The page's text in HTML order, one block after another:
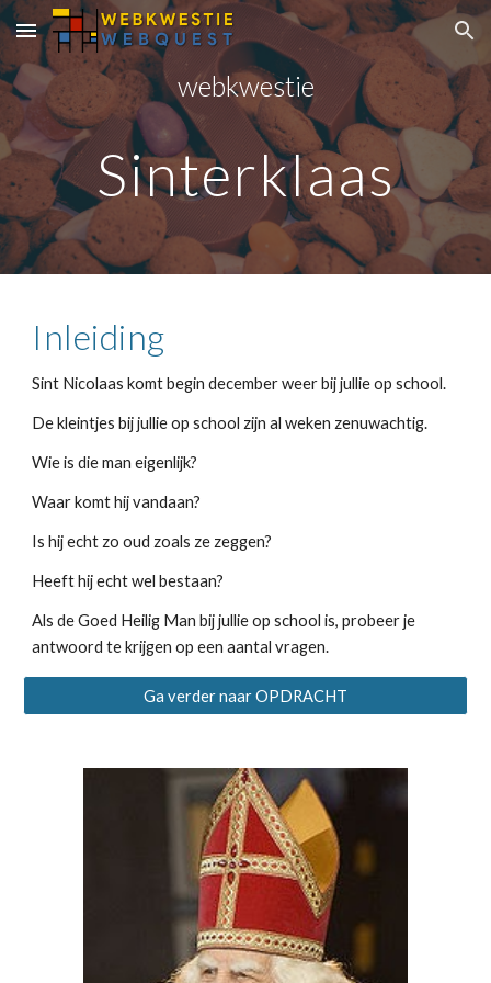
Skip to main content Skip to navigation
webkwestie
Sinterklaas
Inleiding
Sint Nicolaas komt begin december weer bij jullie op school.
De kleintjes bij jullie op school zijn al weken zenuwachtig.
Wie is die man eigenlijk?
Waar komt hij vandaan?
Is hij echt zo oud zoals ze zeggen?
Heeft hij echt wel bestaan?
Als de Goed Heilig Man bij jullie op school is, probeer je
antwoord te krijgen op een aantal vragen.
Ga verder naar OPDRACHT